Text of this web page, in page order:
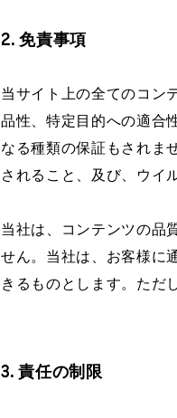
2. 免責事項
当サイト上の全てのコン
品性、特定目的への適合
なる種類の保証もされま
されること、及び、ウイ
当社は、コンテンツの品
せん。当社は、お客様に
きるものとします。ただ
3. 責任の制限